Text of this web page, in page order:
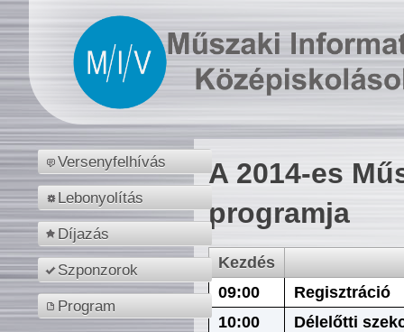
Versenyfelhívás
Lebonyolítás
Díjazás
Szponzorok
Program
A 2014-es
programja
Kezdés
09:00
Regisztráció
10:00
Délelőtti